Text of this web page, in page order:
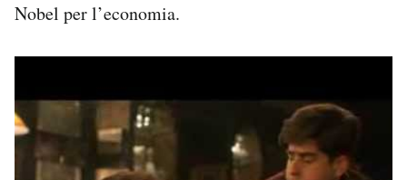
Nobel per l’economia.